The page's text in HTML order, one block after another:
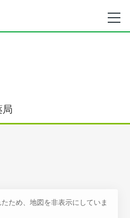
局
ため、地図を非表示にしていま